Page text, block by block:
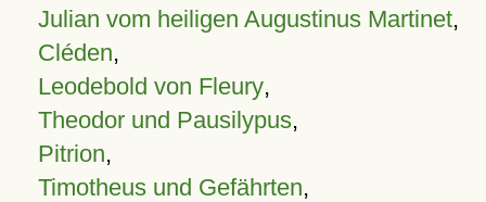
Julian vom heiligen Augustinus Martinet,
Cléden,
Leodebold von Fleury,
Theodor und Pausilypus,
Pitrion,
Timotheus und Gefährten,